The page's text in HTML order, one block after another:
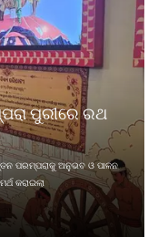
ପୁରୀରେ ରଥ
ପରମ୍ପରାକୁ ଅନୁଭବ ଓ ପାଳନ
କରାଇଲା